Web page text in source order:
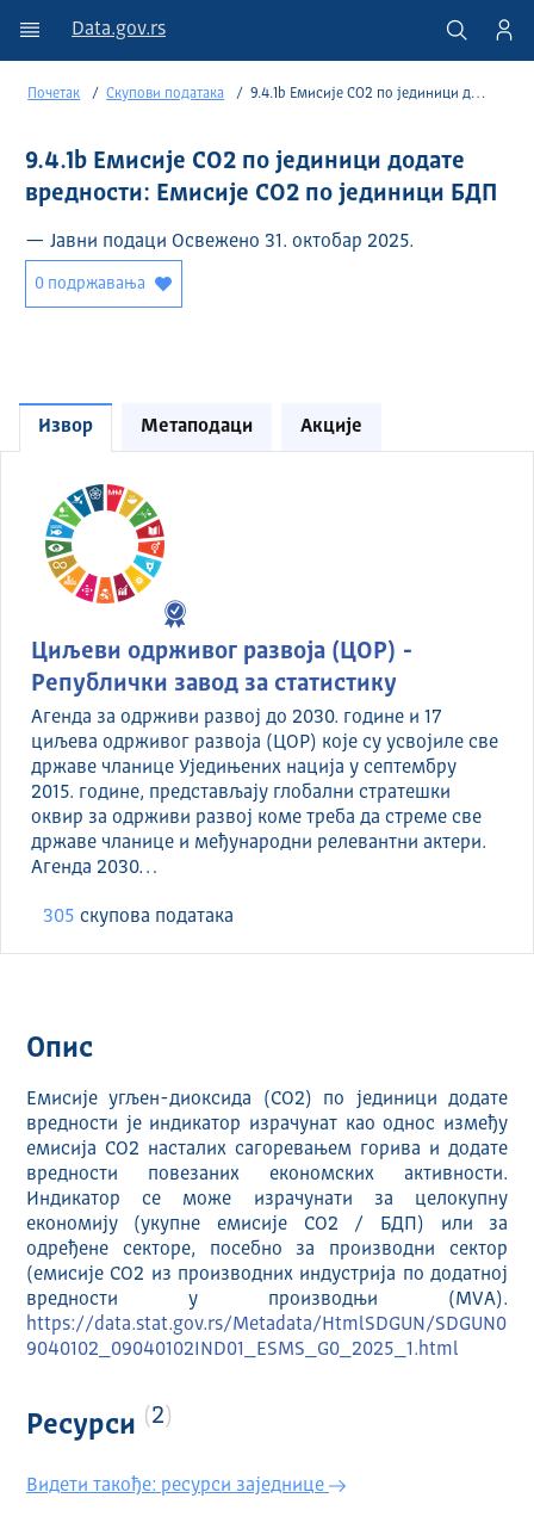
Data.gov.rs
Почетак Скупови података 9.4.1b Емисије CO2 по јединици додате вредности: Емисије CO2 по јединици БДП
9.4.1b Емисије CO2 по јединици додате
вредности: Емисије CO2 по јединици БДП
— Јавни подаци Освежено 31. октобар 2025.
0 подржавања
Извор Метаподаци Акције
Циљеви одрживог развоја (ЦОР) -
Републички завод за статистику
Агенда за одрживи развој до 2030. године и 17
циљева одрживог развоја (ЦОР) које су усвојиле све
државе чланице Уједињених нација у септембру
2015. године, представљају глобални стратешки
оквир за одрживи развој коме треба да стреме све
државе чланице и међународни релевантни актери.
Агенда 2030…
305 скуповa података
Опис
Емисије угљен-диоксида (CO2) по јединици додате
вредности је индикатор израчунат као однос између
емисија CО2 насталих сагоревањем горива и додате
вредности повезаних економских активности.
Индикатор се може израчунати за целокупну
економију (укупне емисије CО2 / БДП) или за
одређене секторе, посебно за производни сектор
(емисије CО2 из производних индустрија по додатној
вредности у производњи (МVА).
https://data.stat.gov.rs/Metadata/HtmlSDGUN/SDGUN0
9040102_09040102IND01_ESMS_G0_2025_1.html
Ресурси 2
Видети такође: ресурси заједнице